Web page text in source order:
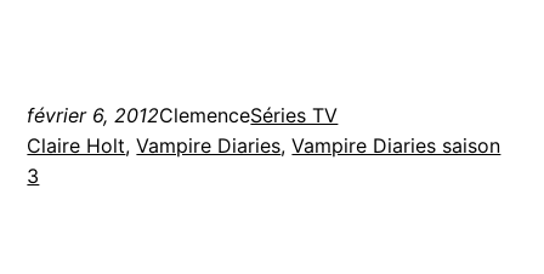
février 6, 2012ClemenceSéries TV
Claire Holt, Vampire Diaries, Vampire Diaries saison
3